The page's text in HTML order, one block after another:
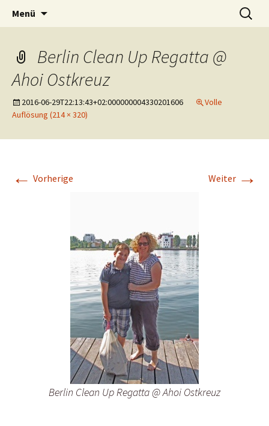
AHOI OSTKREUZ
Menü
Suche
nach:
Berlin Clean Up Regatta @
Ahoi Ostkreuz
2016-06-29T22:13:43+02:000000004330201606
Volle
Auflösung (214 × 320)
← Vorherige Weiter →
Berlin Clean Up Regatta @ Ahoi Ostkreuz